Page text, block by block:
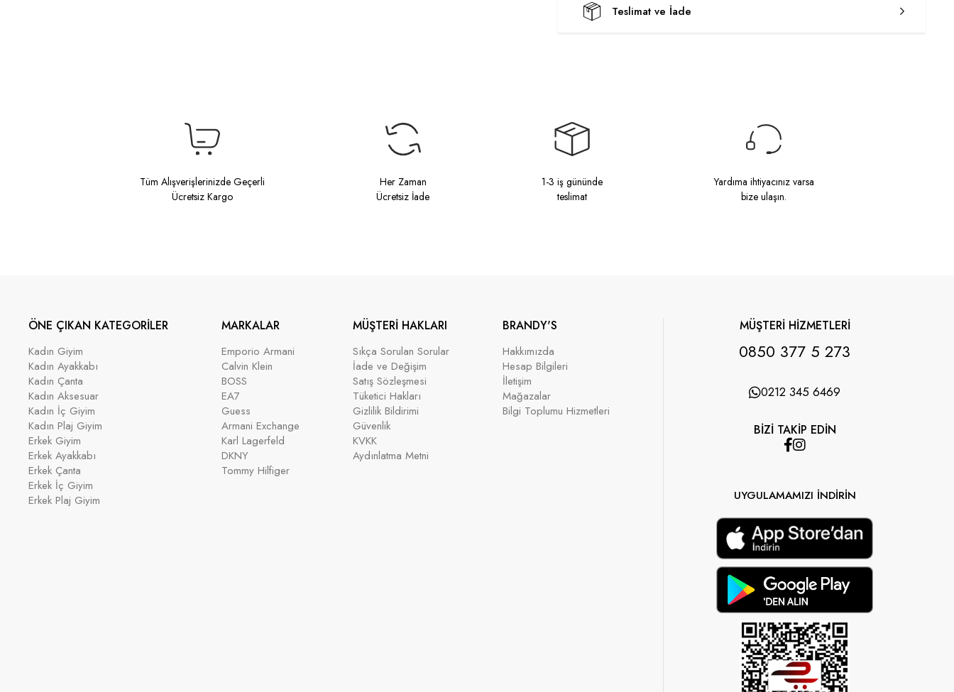
Teslimat ve İade
Tüm Alışverişlerinizde Geçerli
Ücretsiz Kargo
Her Zaman
Ücretsiz İade
1-3 iş gününde
teslimat
Yardıma ihtiyacınız varsa
bize ulaşın.
ÖNE ÇIKAN KATEGORİLER
Kadın Giyim
Kadın Ayakkabı
Kadın Çanta
Kadın Aksesuar
Kadın İç Giyim
Kadın Plaj Giyim
Erkek Giyim
Erkek Ayakkabı
Erkek Çanta
Erkek İç Giyim
Erkek Plaj Giyim
MARKALAR
Emporio Armani
Calvin Klein
BOSS
EA7
Guess
Armani Exchange
Karl Lagerfeld
DKNY
Tommy Hilfiger
MÜŞTERİ HAKLARI
Sıkça Sorulan Sorular
İade ve Değişim
Satış Sözleşmesi
Tüketici Hakları
Gizlilik Bildirimi
Güvenlik
KVKK
Aydınlatma Metni
BRANDY'S
Hakkımızda
Hesap Bilgileri
İletişim
Mağazalar
Bilgi Toplumu Hizmetleri
MÜŞTERİ HİZMETLERİ
0850 377 5 273
0212 345 6469
BİZİ TAKİP EDİN
UYGULAMAMIZI İNDİRİN